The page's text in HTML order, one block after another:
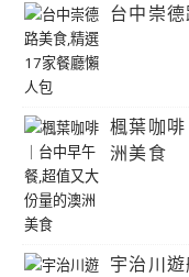
台中崇
楓葉咖
洲美食
宇治川